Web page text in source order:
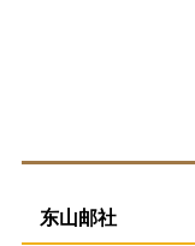
缩量封片
当日买帖
东山邮社